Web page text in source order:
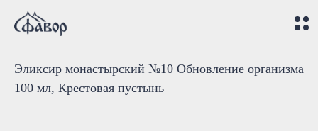
Эликсир монастырский №10 Обновление организма
100 мл, Крестовая пустынь